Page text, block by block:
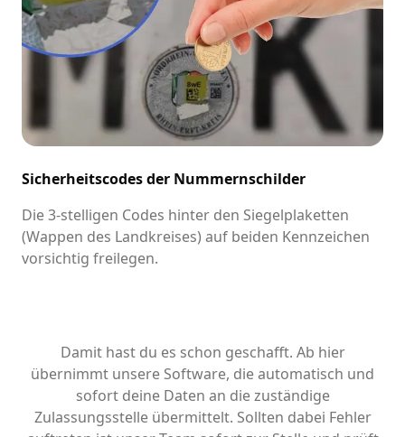
Sicherheitscodes der Nummernschilder
Die 3-stelligen Codes hinter den Siegelplaketten
(Wappen des Landkreises) auf beiden Kennzeichen
vorsichtig freilegen.
Damit hast du es schon geschafft. Ab hier
übernimmt unsere Software, die automatisch und
sofort deine Daten an die zuständige
Zulassungsstelle übermittelt. Sollten dabei Fehler